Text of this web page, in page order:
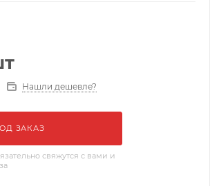
Нашли дешевле?
ЗАКАЗ
свяжутся с вами и